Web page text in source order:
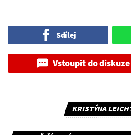
Sdílej
Vstoupit do
KRISTÝNA